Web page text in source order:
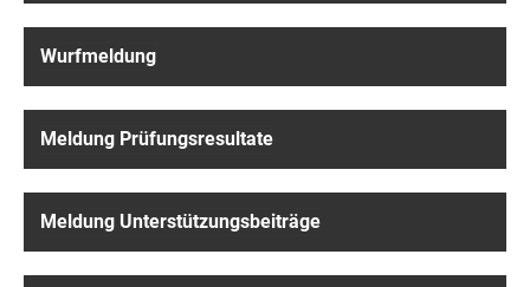
Wurfmeldung
Meldung Prüfungsresultate
Meldung Unterstützungsbeiträge